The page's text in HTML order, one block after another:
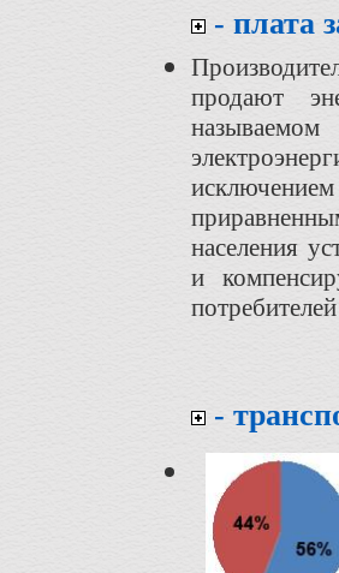
- плата
продают
населения
и
потребителей
-